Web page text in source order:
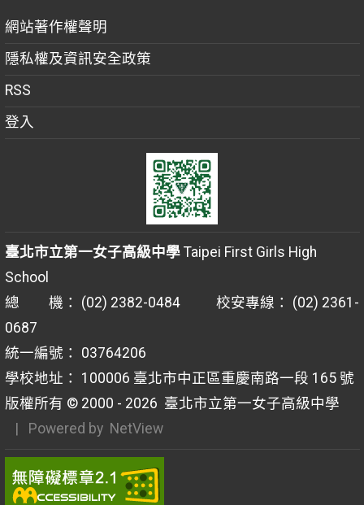
網站著作權聲明
隱私權及資訊安全政策
RSS
登入
臺北市立第一女子高級中學Taipei First Girls High
School
總 機： (02) 2382-0484 校安專線： (02) 2361-
0687
統一編號： 03764206
學校地址： 100006 臺北市中正區重慶南路一段 165 號
版權所有 © 2000 - 2026 臺北市立第一女子高級中學
| Powered by NetView